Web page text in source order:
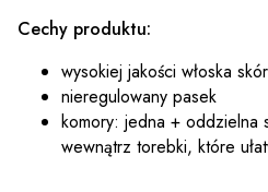
Cechy produktu:
wysokiej jakości włoska
nieregulowany pasek
komory: jedna + oddzielna
wewnątrz torebki, które